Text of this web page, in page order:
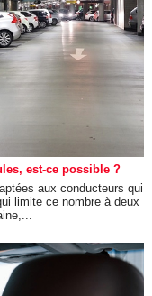
est-ce possible ?
aux conducteurs qui
limite ce nombre à deux